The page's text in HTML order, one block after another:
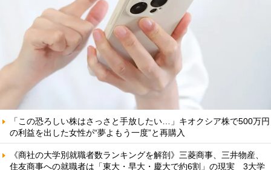
「この恐ろしい株はさっさと手放したい…」キオクシア株で500万円
の利益を出した女性が“夢よもう一度”と再購入
《商社の大学別就職者数ランキングを解剖》三菱商事、三井物産、
住友商事への就職者は「東大・早大・慶大で約6割」の現実 3大学